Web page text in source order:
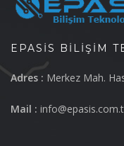
EPASIS BILIŞIM
Adres : Merkez Mah.
Mail :